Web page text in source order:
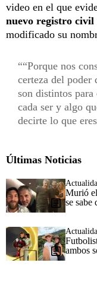
video en el que
nuevo registro civil
modificado su
“Porque nos
certeza del poder
son distintos para
cada ser y algo
decirte lo que
Últimas Noticias
Murió
se sabe
ambos